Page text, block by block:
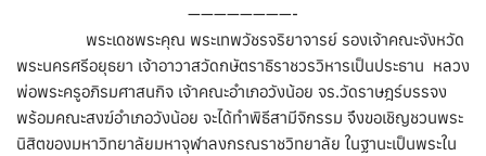
————————-
พระเดชพระคุณ พระเทพวัชรจริยาจารย์ รองเจ้าคณะจังหวัด
พระนครศรีอยุธยา เจ้าอาวาสวัดกษัตราธิราชวรวิหารเป็นประธาน หลวง
พ่อพระครูอภิรมศาสนกิจ เจ้าคณะอำเภอวังน้อย จร.วัดราษฎร์บรรจง
พร้อมคณะสงฆ์อำเภอวังน้อย จะได้ทำพิธีสามีจิกรรม จึงขอเชิญชวนพระ
นิสิตของมหาวิทยาลัยมหาจุฬาลงกรณราชวิทยาลัย ในฐานะเป็นพระใน